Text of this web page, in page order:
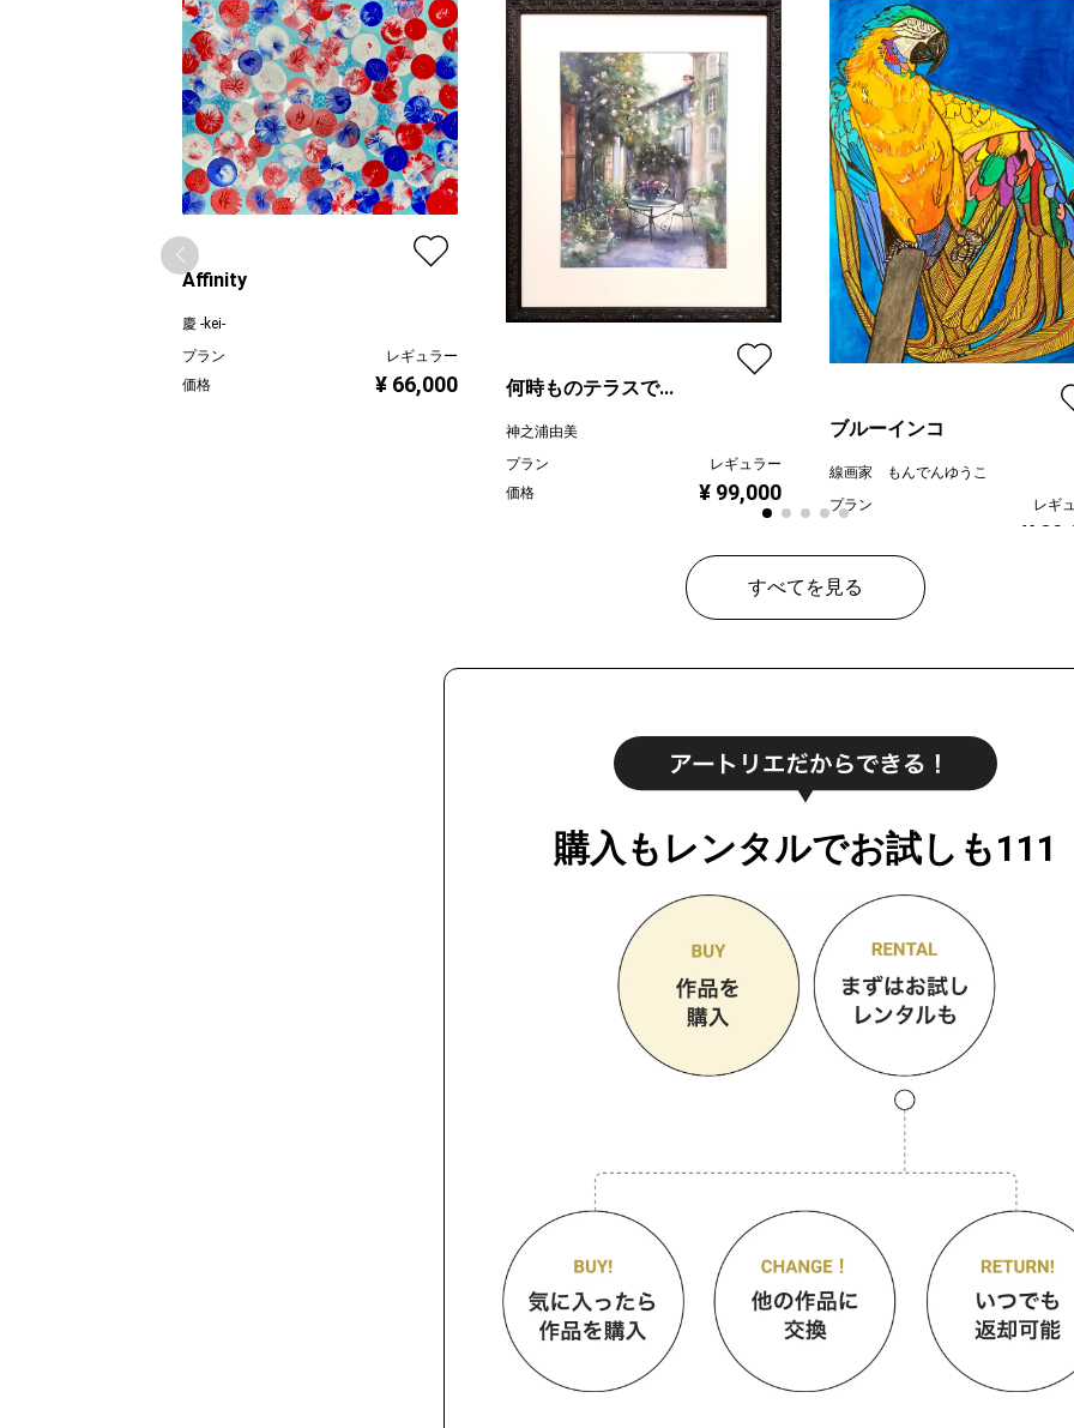
Affinity
慶 -kei-
プラン
レギュラー
価格
¥ 66,000 何時ものテラスで...
神之浦由美
プラン
レギュラー
価格
¥ 99,000
ブルーインコ
線画家 もんでんゆうこ
プラン
レギ
¥
すべてを見る
購入もレンタルでお試しも111